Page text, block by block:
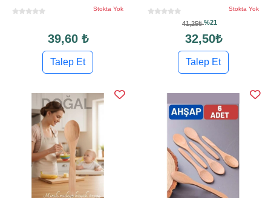
Stokta Yok
39,60 ₺
Talep Et
Stokta Yok
41,25₺%21
32,50₺
Talep Et